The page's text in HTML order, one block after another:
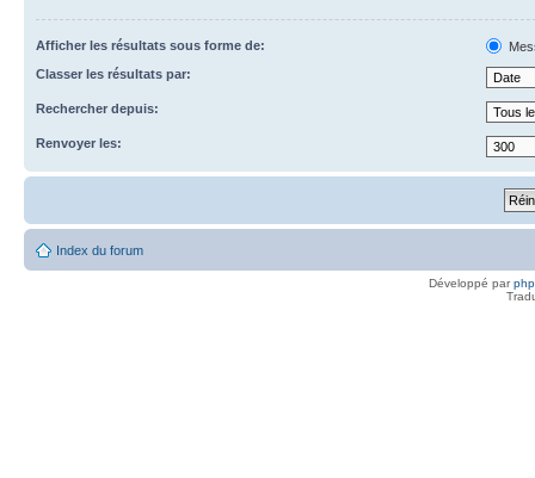
Afficher les résultats sous forme de:
Classer les résultats par:
Rechercher depuis:
Renvoyer les:
Index du forum
Développé par